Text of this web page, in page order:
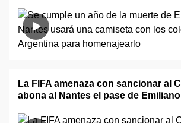
La FIFA amenaza con sancionar al
abona al Nantes el pase de